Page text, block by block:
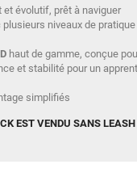
évolutif, prêt à naviguer
niveaux de
haut de gamme, conçue
et stabilité pour un
simplifiés
EST VENDU SANS